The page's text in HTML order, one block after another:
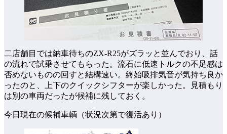
二店舗目では納車待ちのZX-R25がズラッと並んでおり、話
の流れで試乗させてもらった。流石に低速トルクの不足感は
否めないものの回すと結構速い。終始吸排気音が気持ち良か
ったのと、上下のクイックシフターが楽しかった。見積もり
は別の車両だったが候補に残しておく。
今日現在の候補車輌（状況次第で復活あり）